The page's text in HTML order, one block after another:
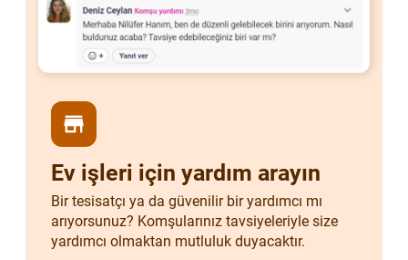
store
Ev işleri için yardım arayın
Bir tesisatçı ya da güvenilir bir yardımcı mı
arıyorsunuz? Komşularınız tavsiyeleriyle size
yardımcı olmaktan mutluluk duyacaktır.